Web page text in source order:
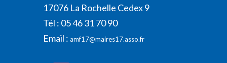
17076 La Rochelle Cedex 9
Tél : 05 46 31 70 90
Email : amf17@maires17.asso.fr